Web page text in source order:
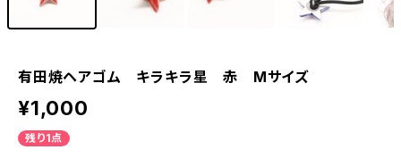
有田焼ヘアゴム キラキラ星 赤 Mサイズ
¥1,000
残り1点